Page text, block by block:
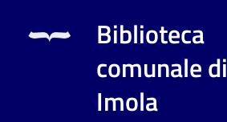
Biblioteca
comunale di
Imola